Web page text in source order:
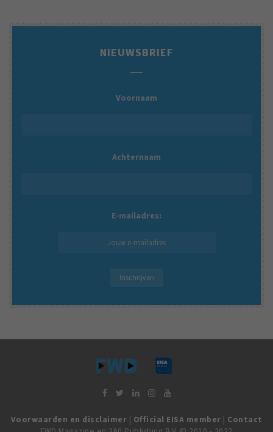
NIEUWSBRIEF
Voornaam
Achternaam
E-mailadres:
Voorwaarden en disclaimer | Official EISA member | Contact